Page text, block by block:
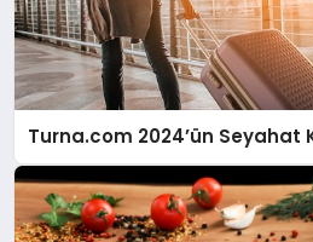
Turna.com 2024’ün Seyahat